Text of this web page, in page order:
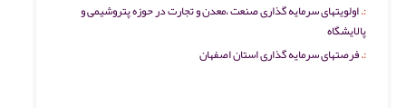
اولویتهای سرمایه گذاری صنعت ،معدن و تجارت در حوزه پتروشیمی و
پالایشگاه
فرصتهای سرمایه گذاری استان اصفهان